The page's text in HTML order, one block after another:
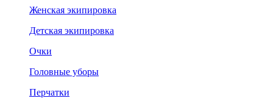
Женская экипировка
Детская экипировка
Очки
Головные уборы
Перчатки